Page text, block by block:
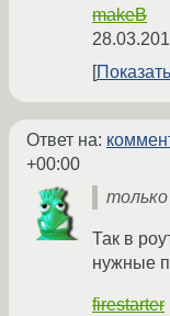
makeB
Ответ на:
+00:00
только
Так в
нужные
firestarter